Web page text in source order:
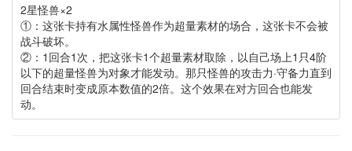
2星怪兽×2
①：这张卡持有水属性怪兽作为超量素材的场合，这张卡不会被
战斗破坏。
②：1回合1次，把这张卡1个超量素材取除，以自己场上1只4阶
以下的超量怪兽为对象才能发动。那只怪兽的攻击力·守备力直到
回合结束时变成原本数值的2倍。这个效果在对方回合也能发
动。